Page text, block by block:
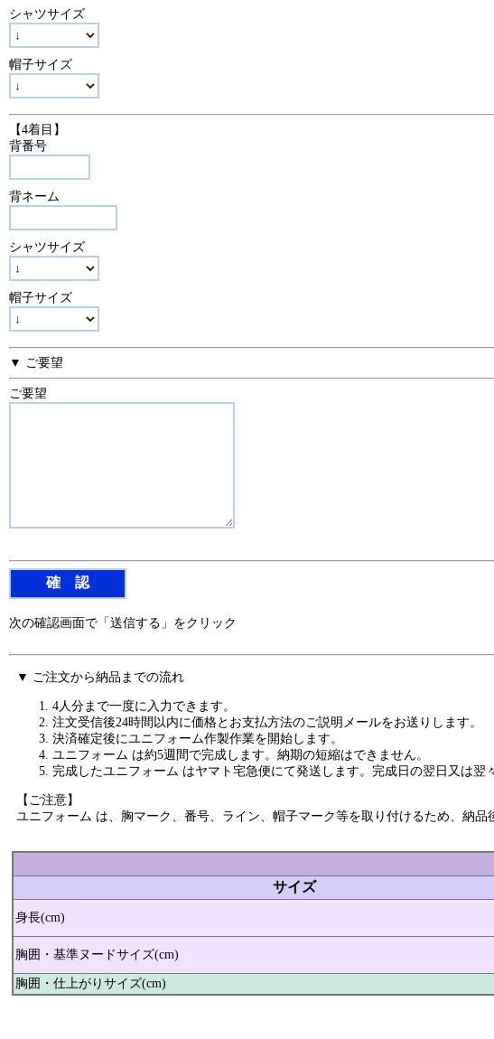
シャツサイズ
帽子サイズ
【4着目】
背番号
背ネーム
シャツサイズ
帽子サイズ
▼ ご要望
ご要望
次の確認画面で「送信する」をクリック
▼ ご注文から納品までの流れ
4人分まで一度に入力できます。
注文受信後24時間以内に価格とお支払方法のご説明メールをお送りします。
決済確定後にユニフォーム作製作業を開始します。
ユニフォーム は約5週間で完成します。納期の短縮はできません。
完成したユニフォーム はヤマト宅急便にて発送します。完成日の翌日又は翌
【ご注意】
ユニフォーム は、胸マーク、番号、ライン、帽子マーク等を取り付けるため、納
サイズ
身長(cm)
胸囲・基準ヌードサイズ(cm)
胸囲・仕上がりサイズ(cm)